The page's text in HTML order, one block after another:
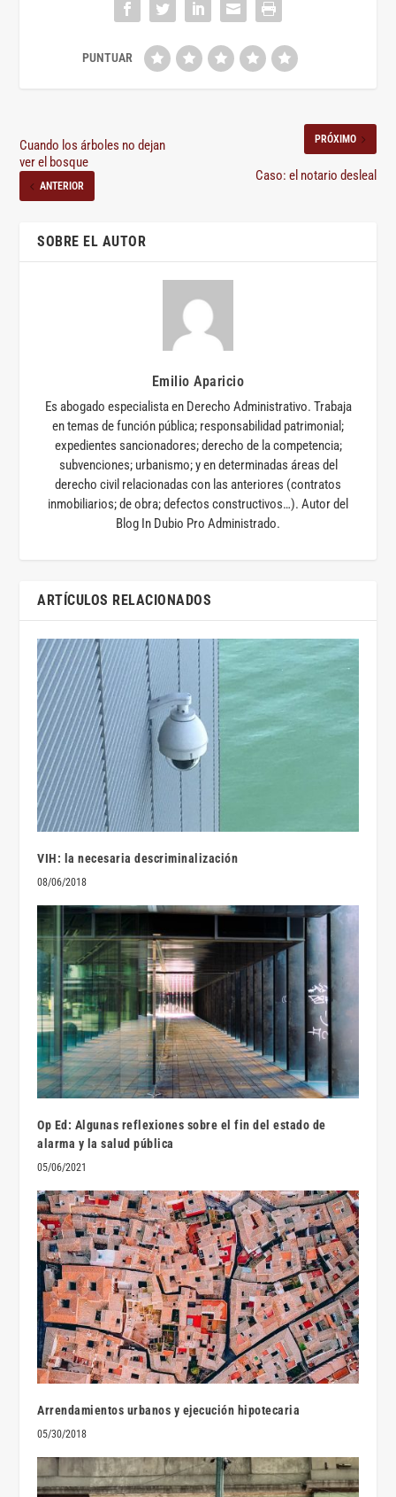
Cuando los árboles no dejan
ver el bosque
ANTERIOR
PRÓXIMO
Caso: el notario desleal
SOBRE EL AUTOR
Emilio Aparicio
Es abogado especialista en Derecho Administrativo. Trabaja
en temas de función pública; responsabilidad patrimonial;
expedientes sancionadores; derecho de la competencia;
subvenciones; urbanismo; y en determinadas áreas del
derecho civil relacionadas con las anteriores (contratos
inmobiliarios; de obra; defectos constructivos…). Autor del
Blog In Dubio Pro Administrado.
ARTÍCULOS RELACIONADOS
VIH: la necesaria descriminalización
08/06/2018
Op Ed: Algunas reflexiones sobre el fin del estado de
alarma y la salud pública
05/06/2021
Arrendamientos urbanos y ejecución hipotecaria
05/30/2018